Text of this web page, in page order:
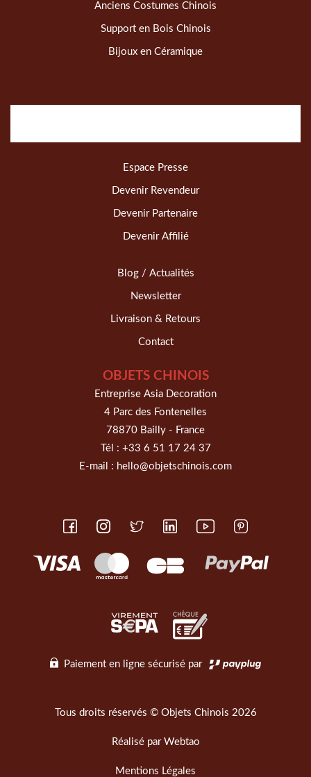
Anciens Costumes Chinois
Support en Bois Chinois
Bijoux en Céramique
Espace Presse
Devenir Revendeur
Devenir Partenaire
Devenir Affilié
Blog / Actualités
Newsletter
Livraison & Retours
Contact
OBJETS CHINOIS
Entreprise Asia Decoration
4 Parc des Fontenelles
78870 Bailly - France
Tél : +33 6 51 17 24 37
E-mail : hello@objetschinois.com
Paiement en ligne sécurisé par
Tous droits réservés © Objets Chinois 2026
Réalisé par Webtao
Mentions Légales